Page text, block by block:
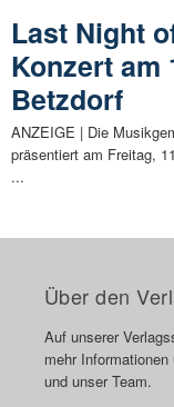
Last Night
Konzert am
Betzdorf
ANZEIGE | Die
präsentiert am Freitag,
...
Über den
Auf unserer
mehr Informationen
und unser Team.